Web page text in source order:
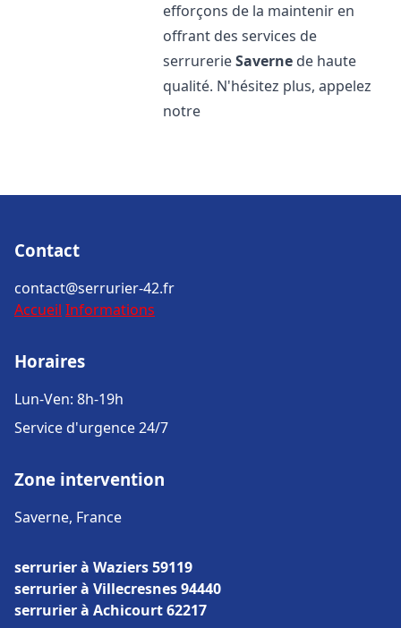
efforçons de la maintenir en
offrant des services de
serrurerieSaverne de haute
qualité. N'hésitez plus, appelez
notre
Contact
contact@serrurier-42.fr
Accueil Informations
Horaires
Lun-Ven: 8h-19h
Service d'urgence 24/7
Zone intervention
Saverne, France
serrurier à Waziers 59119
serrurier à Villecresnes 94440
serrurier à Achicourt 62217